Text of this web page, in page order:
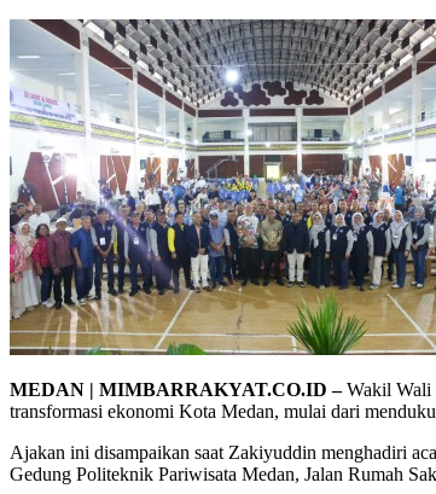
MEDAN | MIMBARRAKYAT.CO.ID –Wakil Wali
transformasi ekonomi Kota Medan, mulai dari
Ajakan ini disampaikan saat Zakiyuddin menghadiri
Gedung Politeknik Pariwisata Medan, Jalan Rumah